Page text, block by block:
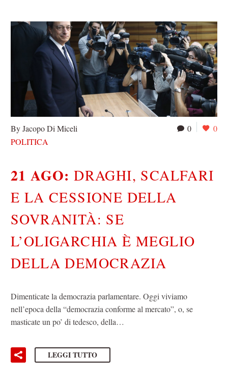
0 0
By Jacopo Di Miceli
POLITICA
21 AGO:DRAGHI, SCALFARI
E LA CESSIONE DELLA
SOVRANITÀ: SE
L’OLIGARCHIA È MEGLIO
DELLA DEMOCRAZIA
Dimenticate la democrazia parlamentare. Oggi viviamo
nell’epoca della “democrazia conforme al mercato”, o, se
masticate un po’ di tedesco, della…
LEGGI TUTTO